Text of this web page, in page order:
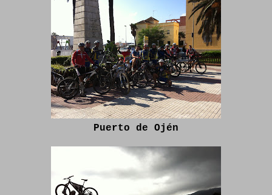
Puerto de Ojén